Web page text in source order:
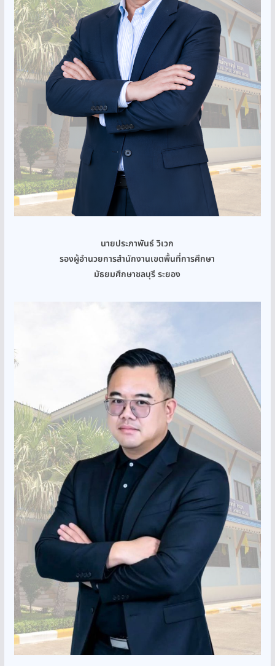
นายประภาพันธ์ วิเวก
รองผู้อำนวยการสำนักงานเขตพื้นที่การศึกษา
มัธยมศึกษาชลบุรี ระยอง